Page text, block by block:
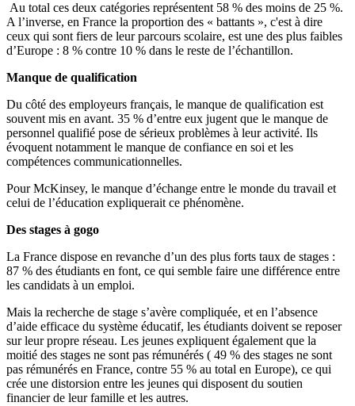
Au total ces deux catégories représentent 58 % des moins de 25 %.
A l’inverse, en France la proportion des « battants », c'est à dire
ceux qui sont fiers de leur parcours scolaire, est une des plus faibles
d’Europe : 8 % contre 10 % dans le reste de l’échantillon.
Manque de qualification
Du côté des employeurs français, le manque de qualification est
souvent mis en avant. 35 % d’entre eux jugent que le manque de
personnel qualifié pose de sérieux problèmes à leur activité. Ils
évoquent notamment le manque de confiance en soi et les
compétences communicationnelles.
Pour McKinsey, le manque d’échange entre le monde du travail et
celui de l’éducation expliquerait ce phénomène.
Des stages à gogo
La France dispose en revanche d’un des plus forts taux de stages :
87 % des étudiants en font, ce qui semble faire une différence entre
les candidats à un emploi.
Mais la recherche de stage s’avère compliquée, et en l’absence
d’aide efficace du système éducatif, les étudiants doivent se reposer
sur leur propre réseau. Les jeunes expliquent également que la
moitié des stages ne sont pas rémunérés ( 49 % des stages ne sont
pas rémunérés en France, contre 55 % au total en Europe), ce qui
crée une distorsion entre les jeunes qui disposent du soutien
financier de leur famille et les autres.